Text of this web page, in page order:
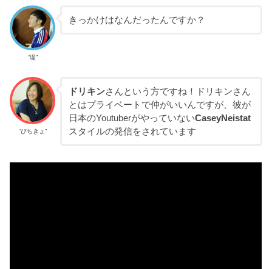
“堤”
きっかけはなんだったんですか？
“ぴちきょ”
ドリキンさんという方ですね！ドリキンさん
とはプライベートで仲がいいんですが、彼が
日本のYoutuberがやっていないCaseyNeistat
スタイルの発信をされています